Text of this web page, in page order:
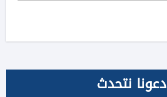
دعونا نتحدث